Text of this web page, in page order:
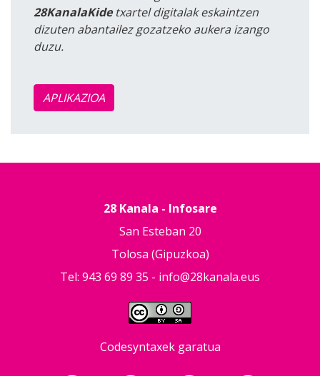
28KanalaKidetxartel digitalak eskaintzen
dizuten abantailez gozatzeko aukera izango
duzu.
APLIKAZIOA
28 Kanala - Infosare
San Esteban 20
Tolosa (Gipuzkoa)
Tel: 943 69 89 35 - info@28kanala.eus
Codesyntaxek garatua